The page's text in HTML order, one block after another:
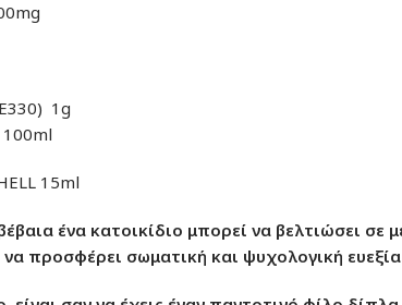
1g
15ml
ένα κατοικίδιο μπορεί να βελτιώσει
να προσφέρει σωματική και ψυχολογική